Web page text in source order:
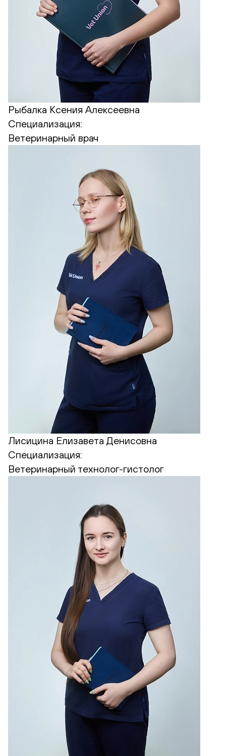
Рыбалка Ксения Алексеевна
Специализация:
Ветеринарный врач
Лисицина Елизавета Денисовна
Специализация:
Ветеринарный технолог-гистолог